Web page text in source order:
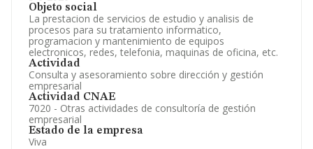
Objeto social
La prestacion de servicios de estudio y analisis de
procesos para su tratamiento informatico,
programacion y mantenimiento de equipos
electronicos, redes, telefonia, maquinas de oficina, etc.
Actividad
Consulta y asesoramiento sobre dirección y gestión
empresarial
Actividad CNAE
7020 - Otras actividades de consultoría de gestión
empresarial
Estado de la empresa
Viva